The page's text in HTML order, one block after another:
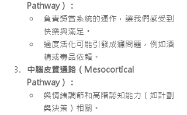
Pathway）：
負責獎賞系統的運作，讓我們感受到
快樂與滿足。
過度活化可能引發成癮問題，例如酒
精或毒品依賴。
中腦皮質通路（Mesocortical
Pathway）：
與情緒調節和高階認知能力（如計劃
與決策）相關。